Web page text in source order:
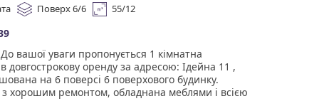
лише перевірене житло від реальних
за адекватною ціною. Підтримка на всіх
Ми гарантуємо, що ви залишитеся
Поверх 6/6 55/12
вашої уваги пропонується 1 кімнатна
довгострокову оренду за адресою: Ідейна 11 ,
на 6 поверсі 6 поверхового будинку.
хорошим ремонтом, обладнана меблями і всією